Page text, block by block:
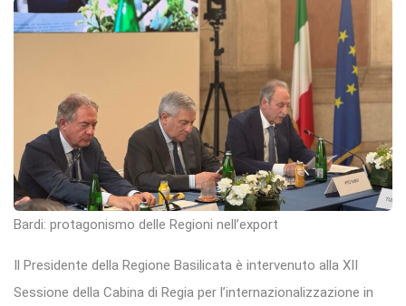
Bardi: protagonismo delle Regioni nell’export
Il Presidente della Regione Basilicata è intervenuto alla XII
Sessione della Cabina di Regia per l’internazionalizzazione in